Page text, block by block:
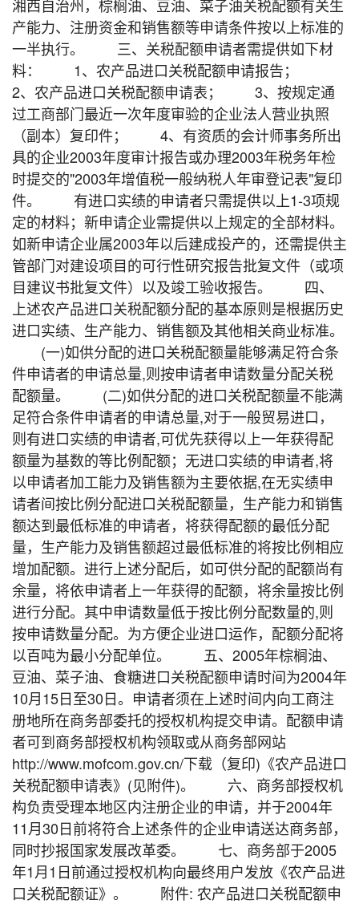
湘西自治州，棕榈油、豆油、菜子油关税配额有关生
产能力、注册资金和销售额等申请条件按以上标准的
一半执行。 三、关税配额申请者需提供如下材
料： 1、农产品进口关税配额申请报告；
2、农产品进口关税配额申请表； 3、按规定通
过工商部门最近一次年度审验的企业法人营业执照
（副本）复印件； 4、有资质的会计师事务所出
具的企业2003年度审计报告或办理2003年税务年检
时提交的"2003年增值税一般纳税人年审登记表"复印
件。 有进口实绩的申请者只需提供以上1-3项规
定的材料；新申请企业需提供以上规定的全部材料。
如新申请企业属2003年以后建成投产的，还需提供主
管部门对建设项目的可行性研究报告批复文件（或项
目建议书批复文件）以及竣工验收报告。 四、
上述农产品进口关税配额分配的基本原则是根据历史
进口实绩、生产能力、销售额及其他相关商业标准。
(一)如供分配的进口关税配额量能够满足符合条
件申请者的申请总量,则按申请者申请数量分配关税
配额量。 (二)如供分配的进口关税配额量不能满
足符合条件申请者的申请总量,对于一般贸易进口，
则有进口实绩的申请者,可优先获得以上一年获得配
额量为基数的等比例配额；无进口实绩的申请者,将
以申请者加工能力及销售额为主要依据,在无实绩申
请者间按比例分配进口关税配额量，生产能力和销售
额达到最低标准的申请者，将获得配额的最低分配
量，生产能力及销售额超过最低标准的将按比例相应
增加配额。进行上述分配后，如可供分配的配额尚有
余量，将依申请者上一年获得的配额，将余量按比例
进行分配。其中申请数量低于按比例分配数量的,则
按申请数量分配。为方便企业进口运作，配额分配将
以百吨为最小分配单位。 五、2005年棕榈油、
豆油、菜子油、食糖进口关税配额申请时间为2004年
10月15日至30日。申请者须在上述时间内向工商注
册地所在商务部委托的授权机构提交申请。配额申请
者可到商务部授权机构领取或从商务部网站
http://www.mofcom.gov.cn/下载（复印)《农产品进口
关税配额申请表》(见附件)。 六、商务部授权机
构负责受理本地区内注册企业的申请，并于2004年
11月30日前将符合上述条件的企业申请送达商务部，
同时抄报国家发展改革委。 七、商务部于2005
年1月1日前通过授权机构向最终用户发放《农产品进
口关税配额证》。 附件: 农产品进口关税配额申